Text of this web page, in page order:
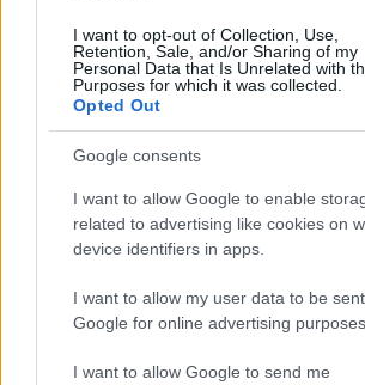
I want to opt-out of Collection, Use,
Retention, Sale, and/or Sharing of my
Personal Data that Is Unrelated with
Purposes for which it was collected.
Opted Out
Google consents
I want to allow Google to enable
related to advertising like cookies on
device identifiers in apps.
I want to allow my user data to be
Google for online advertising purposes.
I want to allow Google to send me